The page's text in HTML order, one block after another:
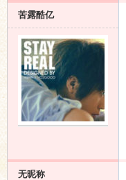
苦露酷亿
无昵称